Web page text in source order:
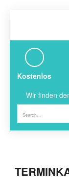
Kostenlos
Wir finden